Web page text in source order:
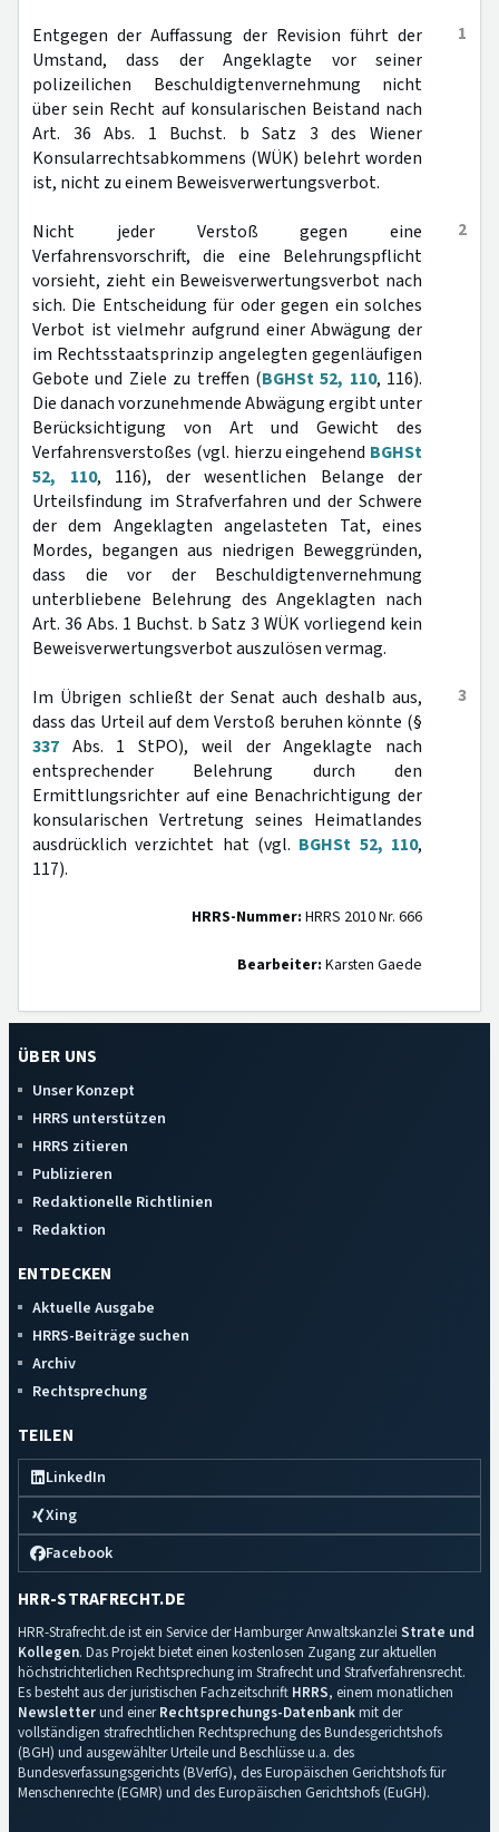
1
Entgegen der Auffassung der Revision führt der
Umstand, dass der Angeklagte vor seiner
polizeilichen Beschuldigtenvernehmung nicht
über sein Recht auf konsularischen Beistand nach
Art. 36 Abs. 1 Buchst. b Satz 3 des Wiener
Konsularrechtsabkommens (WÜK) belehrt worden
ist, nicht zu einem Beweisverwertungsverbot.
2
Nicht jeder Verstoß gegen eine
Verfahrensvorschrift, die eine Belehrungspflicht
vorsieht, zieht ein Beweisverwertungsverbot nach
sich. Die Entscheidung für oder gegen ein solches
Verbot ist vielmehr aufgrund einer Abwägung der
im Rechtsstaatsprinzip angelegten gegenläufigen
Gebote und Ziele zu treffen (BGHSt 52, 110, 116).
Die danach vorzunehmende Abwägung ergibt unter
Berücksichtigung von Art und Gewicht des
Verfahrensverstoßes (vgl. hierzu eingehend BGHSt
52, 110, 116), der wesentlichen Belange der
Urteilsfindung im Strafverfahren und der Schwere
der dem Angeklagten angelasteten Tat, eines
Mordes, begangen aus niedrigen Beweggründen,
dass die vor der Beschuldigtenvernehmung
unterbliebene Belehrung des Angeklagten nach
Art. 36 Abs. 1 Buchst. b Satz 3 WÜK vorliegend kein
Beweisverwertungsverbot auszulösen vermag.
3
Im Übrigen schließt der Senat auch deshalb aus,
dass das Urteil auf dem Verstoß beruhen könnte (§
337 Abs. 1 StPO), weil der Angeklagte nach
entsprechender Belehrung durch den
Ermittlungsrichter auf eine Benachrichtigung der
konsularischen Vertretung seines Heimatlandes
ausdrücklich verzichtet hat (vgl. BGHSt 52, 110,
117).
HRRS-Nummer: HRRS 2010 Nr. 666
Bearbeiter: Karsten Gaede
ÜBER UNS
Unser Konzept
HRRS unterstützen
HRRS zitieren
Publizieren
Redaktionelle Richtlinien
Redaktion
ENTDECKEN
Aktuelle Ausgabe
HRRS-Beiträge suchen
Archiv
Rechtsprechung
TEILEN
LinkedIn
Xing
Facebook
HRR-STRAFRECHT.DE
HRR-Strafrecht.de ist ein Service der Hamburger Anwaltskanzlei Strate und
Kollegen. Das Projekt bietet einen kostenlosen Zugang zur aktuellen
höchstrichterlichen Rechtsprechung im Strafrecht und Strafverfahrensrecht.
Es besteht aus der juristischen Fachzeitschrift HRRS, einem monatlichen
Newsletterund einerRechtsprechungs-Datenbankmit der
vollständigen strafrechtlichen Rechtsprechung des Bundesgerichtshofs
(BGH) und ausgewählter Urteile und Beschlüsse u.a. des
Bundesverfassungsgerichts (BVerfG), des Europäischen Gerichtshofs für
Menschenrechte (EGMR) und des Europäischen Gerichtshofs (EuGH).